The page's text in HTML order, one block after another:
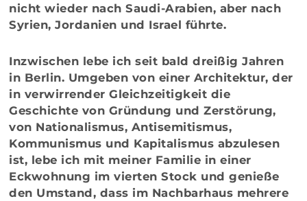
nicht wieder nach Saudi-Arabien, aber nach
Syrien, Jordanien und Israel führte.
Inzwischen lebe ich seit bald dreißig Jahren
in Berlin. Umgeben von einer Architektur, der
in verwirrender Gleichzeitigkeit die
Geschichte von Gründung und Zerstörung,
von Nationalismus, Antisemitismus,
Kommunismus und Kapitalismus abzulesen
ist, lebe ich mit meiner Familie in einer
Eckwohnung im vierten Stock und genieße
den Umstand, dass im Nachbarhaus mehrere